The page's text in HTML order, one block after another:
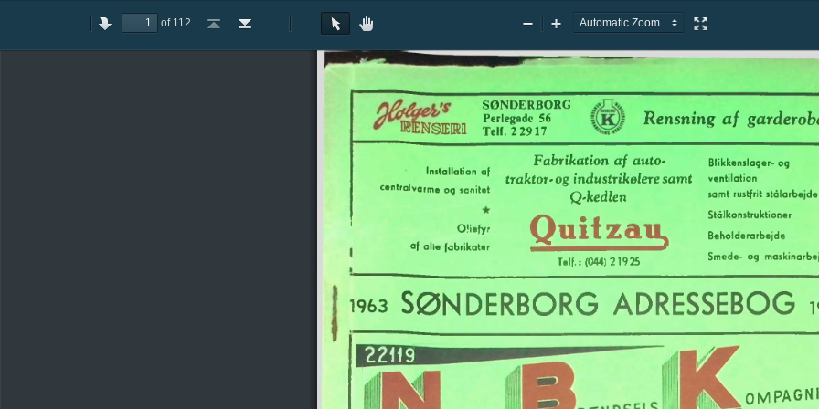
PreviousNext
of 112
Go
Go
Rotate
RotateText
Tool
Hand
ZoomZoom
Presentation
kensekr
SØNDERBORG
Perlegade 56
Telt 22917
Rensning af
Installation af
centralvarme og sanitet
Oliefyr
af alle fabrikater
Fabrikation af auto
traktor-og industrikøleresamt
Q-kedlen
Quitzau*
Telf.: (044)21925
Blikkenslager- og
ventilation
samt rustfrit stålarbejde
Stålkonstruktioner
Beholderarbejde
Smede- og
1963 SØNDERBORG ADRESSEBOG
22119
OMPAGNI